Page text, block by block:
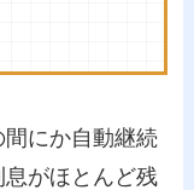
にか自動継続
がほとんど残